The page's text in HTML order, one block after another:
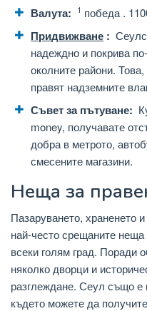
Валута: 1 победа .
Придвижване :
надеждно и покрива
околните райони.
правят надземните
Съвет за пътуване:
money, получавате
добра в метрото,
смесените магазини.
Неща за
Пазаруването, храненето
най-често срещаните
всеки голям град. Поради
няколко дворци и
разглеждане. Сеул също е
където можете да